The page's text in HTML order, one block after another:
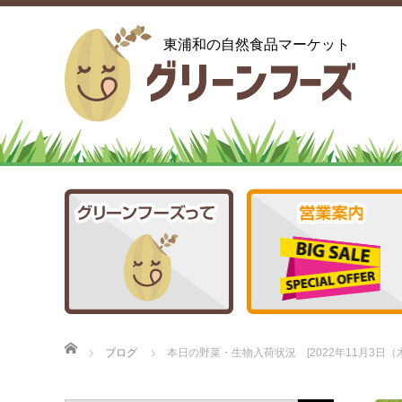
東浦和の自然食品マーケット
ホーム
ブログ 本日の野菜・生物入荷状況 [2022年11月3日（